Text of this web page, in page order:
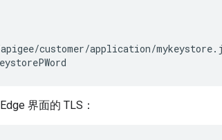
apigee/customer/application/
界面的 TLS：